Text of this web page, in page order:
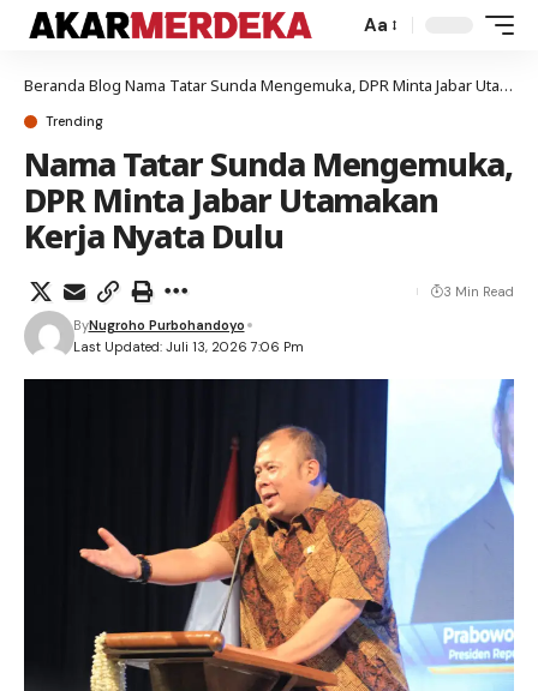
Aa
Beranda Blog Nama Tatar Sunda Mengemuka, DPR Minta Jabar Utamakan Kerja Nyata Dulu
Trending
Nama Tatar Sunda Mengemuka,
DPR Minta Jabar Utamakan
Kerja Nyata Dulu
Last Updated: Juli 13, 2026 7:06 Pm
ByNugroho Purbohandoyo
3 Min Read